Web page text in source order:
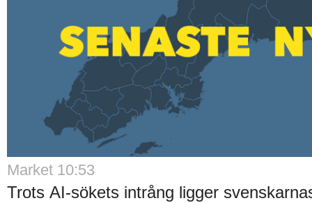
Market 10:53
Trots AI-sökets intrång ligger